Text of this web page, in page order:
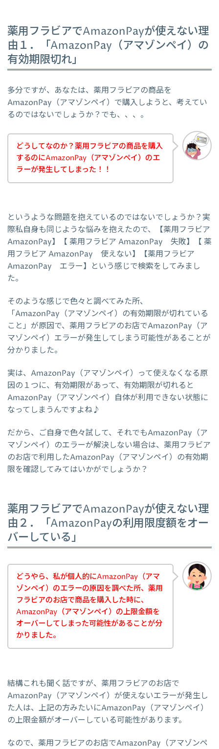
薬用フラビアでAmazonPayが使えない理
由１．「AmazonPay（アマゾンペイ）の
有効期限切れ」
多分ですが、あなたは、薬用フラビアの商品を
AmazonPay（アマゾンペイ）で購入しようと、考えてい
るのではないでしょうか？でも、、、。
どうしてなのか？薬用フラビアの商品を購入
するのにAmazonPay（アマゾンペイ）のエ
ラーが発生してしまった！！
というような問題を抱えているのではないでしょうか？実
際私自身も同じような悩みを抱えたので、【薬用フラビア
AmazonPay】【 薬用フラビア AmazonPay 失敗】【 薬
用フラビア AmazonPay 使えない】【薬用フラビア
AmazonPay エラー】という感じで検索をしてみまし
た。
そのような感じで色々と調べてみた所、
「AmazonPay（アマゾンペイ）の有効期限が切れている
こと」が原因で、薬用フラビアのお店でAmazonPay（ア
マゾンペイ）エラーが発生してしまう可能性があることが
分かりました。
実は、AmazonPay（アマゾンペイ）って使えなくなる原
因の１つに、有効期限があって、有効期限が切れると
AmazonPay（アマゾンペイ）自体が利用できない状態に
なってしまうんですよね♪
だから、ご自身で色々試して、それでもAmazonPay（ア
マゾンペイ）のエラーが解決しない場合は、薬用フラビア
のお店で利用したAmazonPay（アマゾンペイ）の有効期
限を確認してみてはいかがでしょうか？
薬用フラビアでAmazonPayが使えない理
由２．「AmazonPayの利用限度額をオー
バーしている」
どうやら、私が個人的にAmazonPay（アマ
ゾンペイ）のエラーの原因を調べた所、薬用
フラビアのお店で商品を購入した時に、
AmazonPay（アマゾンペイ）の上限金額を
オーバーしてしまった可能性があることが分
かりました。
結構これも聞く話ですが、薬用フラビアのお店で
AmazonPay（アマゾンペイ）が使えないエラーが発生し
た人は、上記の方みたいにAmazonPay（アマゾンペイ）
の上限金額がオーバーしている可能性があります。
なので、薬用フラビアのお店でAmazonPay（アマゾンペ